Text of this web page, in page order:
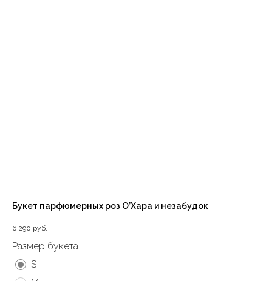
Букет парфюмерных роз О’Хара и незабудок
6 290 руб.
Размер букета
S